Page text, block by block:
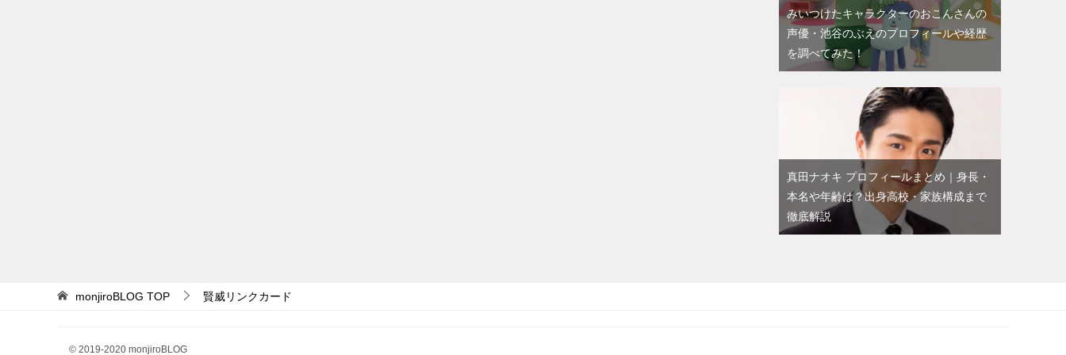
みいつけたキャラクターのおこんさんの
声優・池谷のぶえのプロフィールや経歴
を調べてみた！
真田ナオキ プロフィールまとめ｜身長・
本名や年齢は？出身高校・家族構成まで
徹底解説
monjiroBLOG TOP 賢威リンクカード
© 2019-2020 monjiroBLOG